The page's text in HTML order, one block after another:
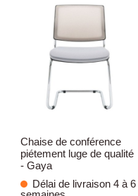
Chaise de conférence
piétement luge de qualité
- Gaya
Délai de livraison 4 à 6